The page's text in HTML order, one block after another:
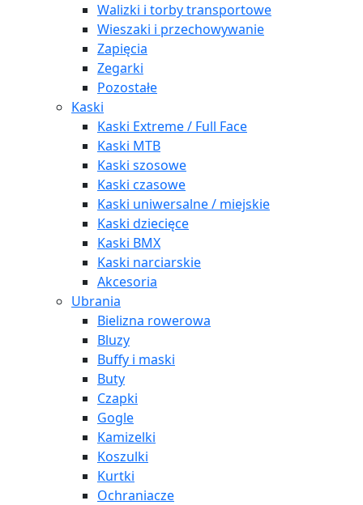
Walizki i torby transportowe
Wieszaki i przechowywanie
Zapięcia
Zegarki
Pozostałe
Kaski
Kaski Extreme / Full Face
Kaski MTB
Kaski szosowe
Kaski czasowe
Kaski uniwersalne / miejskie
Kaski dziecięce
Kaski BMX
Kaski narciarskie
Akcesoria
Ubrania
Bielizna rowerowa
Bluzy
Buffy i maski
Buty
Czapki
Gogle
Kamizelki
Koszulki
Kurtki
Ochraniacze